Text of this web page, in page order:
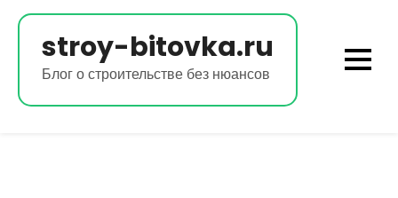
Перейти
содержимому
stroy-bitovka.ru
Блог о строительстве без нюансов